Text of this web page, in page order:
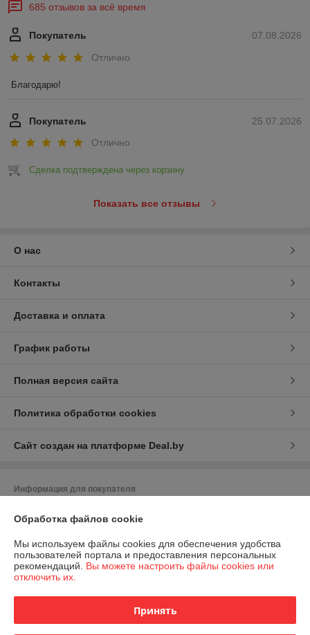
685 отзывов за всё время
07.08.2026
Покупатель
Отлично
Благодарю!
25.07.2026
Покупатель
Отлично
Сделка подтверждена через корзину
Показать все отзывы
О нас
Контакты
Доставка и оплата
График работы
Полная версия сайта
Политика обработки cookies
Сайт создан на платформе Deal.by
Информация для покупателя
Александрович
Регистрационный номер ЕГР: 700342984
УНП: 700342984
Регистрационный орган: Могилевский областной исполнительный
Обработка файлов cookie
Мы используем файлы cookies для обеспечения удобства
пользователей портала и предоставления персональных
рекомендаций. Вы можете настроить файлы cookies или
отключить их.
Принять